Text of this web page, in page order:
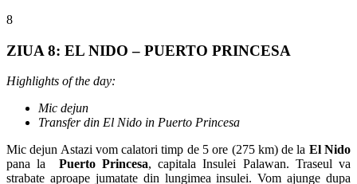
8
ZIUA 8: EL NIDO – PUERTO PRINCESA
Highlights of the day:
Mic dejun
Transfer din El Nido in Puerto Princesa
Mic dejun Astazi vom calatori timp de 5 ore (275 km) de la El Nido
pana la Puerto Princesa, capitala Insulei Palawan. Traseul va
strabate aproape jumatate din lungimea insulei. Vom ajunge dupa